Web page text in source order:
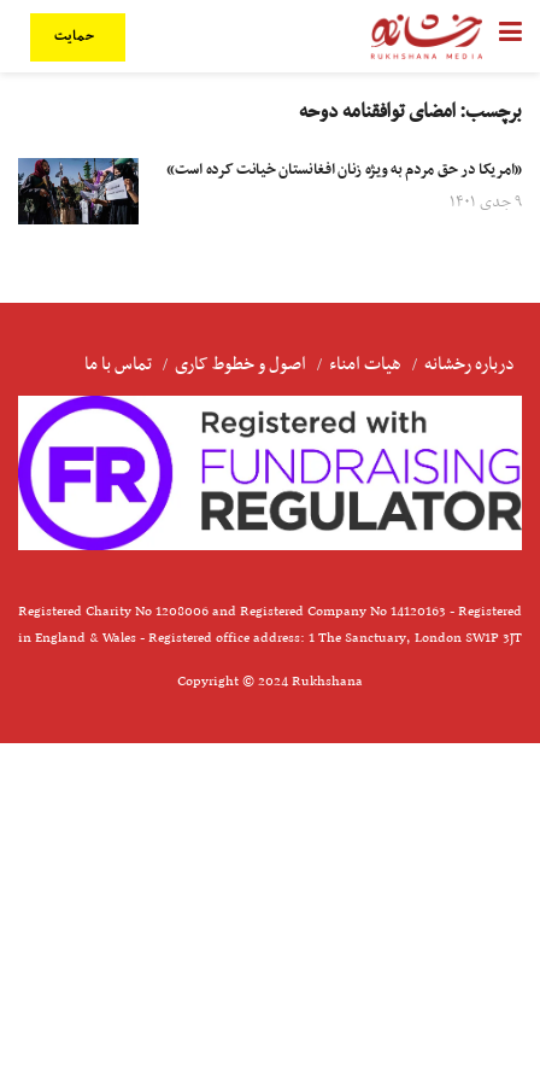
حمایت
برچسب:امضای توافقنامه دوحه
«امریکا در حق مردم به ویژه زنان افغانستان خیانت کرده است»
۹ جدی ۱۴۰۱
درباره رخشانه هیات امناء اصول و خطوط کاری تماس با ما
Registered Charity No 1208006 and Registered Company No 14120163 - Registered
in England & Wales - Registered office address: 1 The Sanctuary, London SW1P 3JT
Copyright © 2024 Rukhshana